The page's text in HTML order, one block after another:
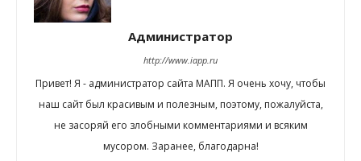
Администратор
http://www.iapp.ru
Привет! Я - администратор сайта МАПП. Я очень хочу, чтобы
наш сайт был красивым и полезным, поэтому, пожалуйста,
не засоряй его злобными комментариями и всяким
мусором. Заранее, благодарна!